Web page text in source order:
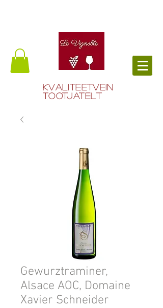
Kvaliteetvein
tootjatelt
Gewurztraminer,
Alsace AOC, Domaine
Xavier Schneider